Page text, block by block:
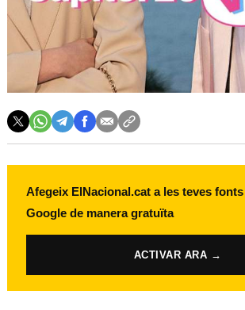
Afegeix ElNacional.cat a les teves
Google de manera gratuïta
ACTIVAR ARA →